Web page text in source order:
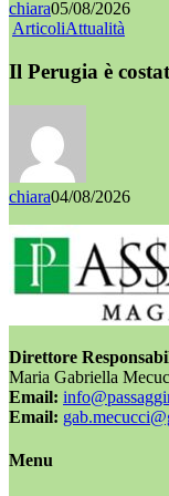
chiara05/08/2026
ArticoliAttualità
Il Perugia è
chiara04/08/2026
Direttore
Maria Gabriella
Email:
Email:
Menu